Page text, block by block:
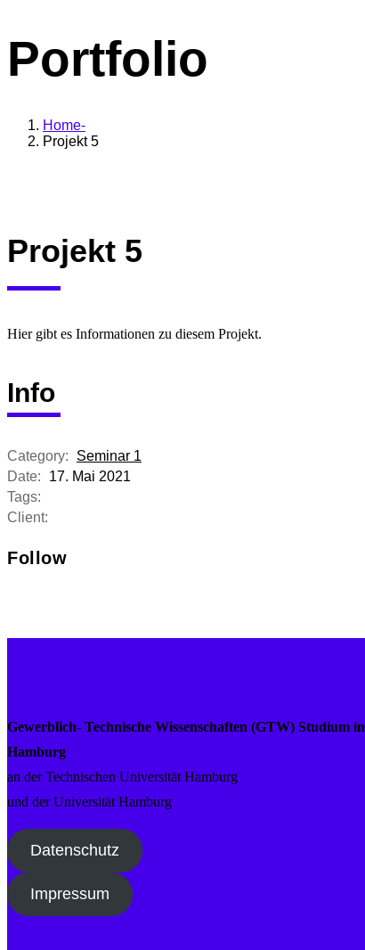
Portfolio
Home
Projekt 5
Projekt 5
Hier gibt es Informationen zu diesem Projekt.
Info
Category:
Seminar 1
Date:
17. Mai 2021
Tags:
Client:
Follow
Gewerblich- Technische Wissenschaften (GTW) Studium in
Hamburg
an der Technischen Universität Hamburg
und der Universität Hamburg
Datenschutz
Impressum